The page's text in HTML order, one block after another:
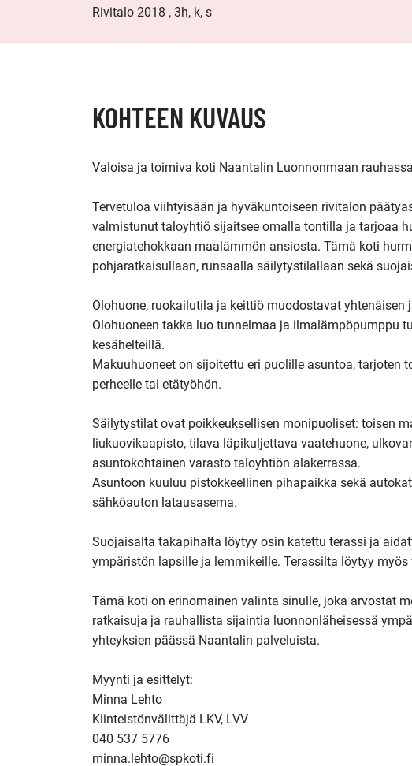
Rivitalo 2018 , 3h, k, s
KOHTEEN KUVAUS
Valoisa ja toimiva koti Naantalin Luonnonmaan
Tervetuloa viihtyisään ja hyväkuntoiseen rivitalon
valmistunut taloyhtiö sijaitsee omalla tontilla ja tarjoaa
energiatehokkaan maalämmön ansiosta. Tämä koti
pohjaratkaisullaan, runsaalla säilytystilallaan sekä
Olohuone, ruokailutila ja keittiö muodostavat yhtenäisen
Olohuoneen takka luo tunnelmaa ja ilmalämpöpumppu
kesähelteillä.
Makuuhuoneet on sijoitettu eri puolille asuntoa, tarjoten
perheelle tai etätyöhön.
Säilytystilat ovat poikkeuksellisen monipuoliset: toisen
liukuovikaapisto, tilava läpikuljettava vaatehuone,
asuntokohtainen varasto taloyhtiön alakerrassa.
Asuntoon kuuluu pistokkeellinen pihapaikka sekä
sähköauton latausasema.
Suojaisalta takapihalta löytyy osin katettu terassi ja
ympäristön lapsille ja lemmikeille. Terassilta löytyy
Tämä koti on erinomainen valinta sinulle, joka arvostat
ratkaisuja ja rauhallista sijaintia luonnonläheisessä
yhteyksien päässä Naantalin palveluista.
Myynti ja esittelyt:
Minna Lehto
Kiinteistönvälittäjä LKV, LVV
040 537 5776
minna.lehto@spkoti.fi